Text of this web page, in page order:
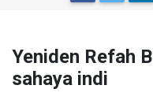
Yeniden Refah
sahaya indi